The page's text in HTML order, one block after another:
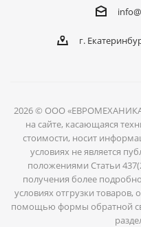
г.
2026 © ООО
на сайте, касающаяся
стоимости, носит
условиях не является
положениями Статьи
получения более
условиях отгрузки
помощью формы обратной